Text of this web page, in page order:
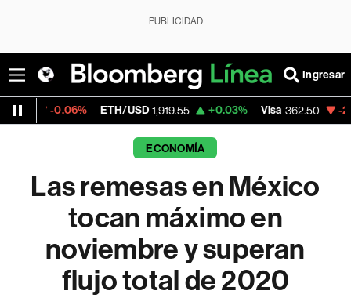
PUBLICIDAD
Ingresar
ETH/USD 1,919.55 +0.03% Visa 362.50 -2.15%
ECONOMÍA
Las remesas en México
tocan máximo en
noviembre y superan
flujo total de 2020